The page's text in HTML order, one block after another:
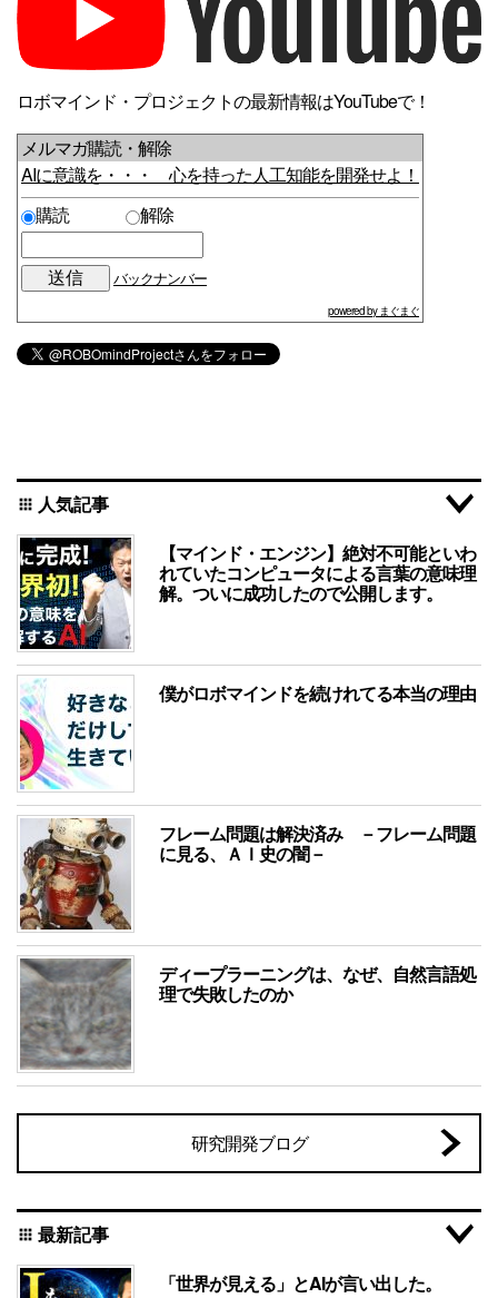
ロボマインド・プロジェクトの最新情報はYouTubeで！
メルマガ購読・解除
AIに意識を・・・ 心を持った人工知能を開発せよ！
購読
解除
バックナンバー
powered by まぐまぐ
apps 人気記事
【マインド・エンジン】絶対不可能といわ
れていたコンピュータによる言葉の意味理
解。ついに成功したので公開します。
僕がロボマインドを続けれてる本当の理由
フレーム問題は解決済み －フレーム問題
に見る、ＡＩ史の闇－
ディープラーニングは、なぜ、自然言語処
理で失敗したのか
研究開発ブログ
apps 最新記事
「世界が見える」とAIが言い出した。